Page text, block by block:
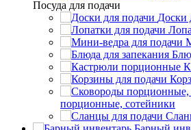
Посуда для подачи
Доски
порционные, сотейники